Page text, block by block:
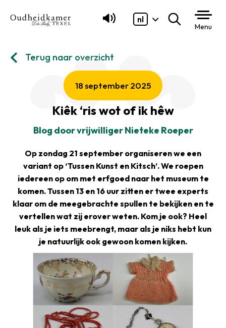
nl Zoeken
Menu
Terug naar overzicht
18 september 2025
Kiêk ‘ris wot of ik hêw
Blog door vrijwilliger Nieteke Roeper
Op zondag 21 september organiseren we een
variant op ‘Tussen Kunst en Kitsch’. We roepen
iedereen op om met erfgoed naar het museum te
komen. Tussen 13 en 16 uur zitten er twee experts
klaar om de meegebrachte spullen te bekijken en te
vertellen wat zij erover weten. Kom je ook? Heel
leuk als je iets meebrengt, maar als je niks hebt kun
je natuurlijk ook gewoon komen kijken.